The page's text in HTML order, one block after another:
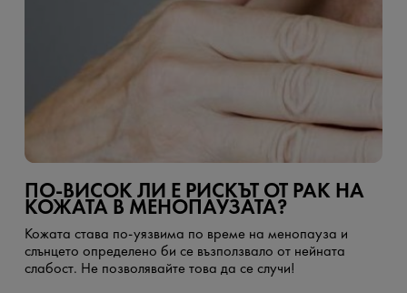
ПО-ВИСОК ЛИ Е РИСКЪТ ОТ РАК НА
КОЖАТА В МЕНОПАУЗАТА?
Кожата става по-уязвима по време на менопауза и
слънцето определено би се възползвало от нейната
слабост. Не позволявайте това да се случи!